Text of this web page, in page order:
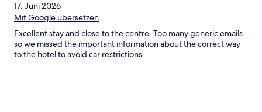
17. Juni 2026
Mit Google übersetzen
Excellent stay and close to the centre. Too many generic emails
so we missed the important information about the correct way
to the hotel to avoid car restrictions.